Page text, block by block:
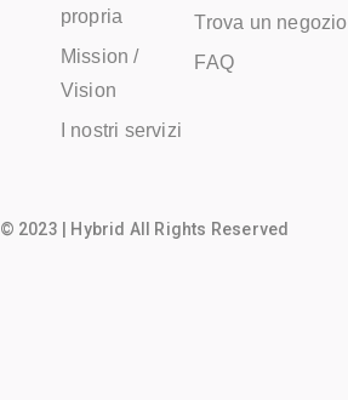
propria
Mission /
Vision
I nostri servizi
Trova un negozio
FAQ
© 2023 | Hybrid All Rights Reserved